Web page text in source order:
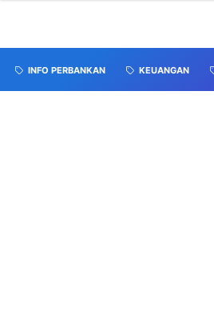
INFO PERBANKAN KEUANGAN